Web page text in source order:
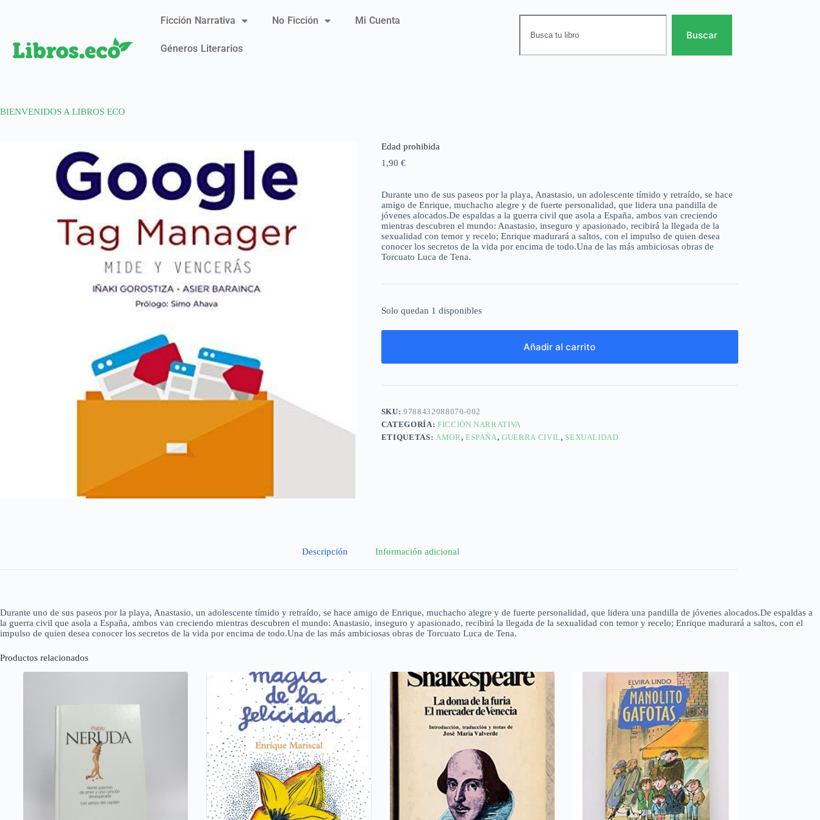
Ficción Narrativa No Ficción Mi Cuenta
Géneros Literarios
Buscar
BIENVENIDOS A LIBROS ECO
Edad prohibida
1,90 €
Durante uno de sus paseos por la playa, Anastasio, un adolescente tímido y retraído, se hace
amigo de Enrique, muchacho alegre y de fuerte personalidad, que lidera una pandilla de
jóvenes alocados.De espaldas a la guerra civil que asola a España, ambos van creciendo
mientras descubren el mundo: Anastasio, inseguro y apasionado, recibirá la llegada de la
sexualidad con temor y recelo; Enrique madurará a saltos, con el impulso de quien desea
conocer los secretos de la vida por encima de todo.Una de las más ambiciosas obras de
Torcuato Luca de Tena.
Solo quedan 1 disponibles
Añadir al carrito
SKU:9788432088070-002
CATEGORÍA: FICCIÓN NARRATIVA
ETIQUETAS: AMOR, ESPAÑA,GUERRA CIVIL, SEXUALIDAD
Descripción Información adicional
Durante uno de sus paseos por la playa, Anastasio, un adolescente tímido y retraído, se hace amigo de Enrique, muchacho alegre y de fuerte personalidad, que lidera una pandilla de jóvenes alocados.De espaldas a
la guerra civil que asola a España, ambos van creciendo mientras descubren el mundo: Anastasio, inseguro y apasionado, recibirá la llegada de la sexualidad con temor y recelo; Enrique madurará a saltos, con el
impulso de quien desea conocer los secretos de la vida por encima de todo.Una de las más ambiciosas obras de Torcuato Luca de Tena.
Productos relacionados